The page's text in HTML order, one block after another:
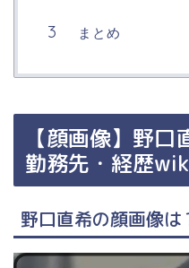
まとめ
【顔画像】野口
勤務先・経歴
野口直希の顔画像は